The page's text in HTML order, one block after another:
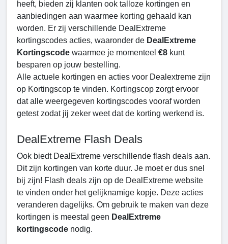
heeft, bieden zij klanten ook talloze kortingen en
aanbiedingen aan waarmee korting gehaald kan
worden. Er zij verschillende DealExtreme
kortingscodes acties, waaronder de DealExtreme
Kortingscode waarmee je momenteel €8 kunt
besparen op jouw bestelling.
Alle actuele kortingen en acties voor Dealextreme zijn
op Kortingscop te vinden. Kortingscop zorgt ervoor
dat alle weergegeven kortingscodes vooraf worden
getest zodat jij zeker weet dat de korting werkend is.
DealExtreme Flash Deals
Ook biedt DealExtreme verschillende flash deals aan.
Dit zijn kortingen van korte duur. Je moet er dus snel
bij zijn! Flash deals zijn op de DealExtreme website
te vinden onder het gelijknamige kopje. Deze acties
veranderen dagelijks. Om gebruik te maken van deze
kortingen is meestal geen DealExtreme
kortingscode nodig.